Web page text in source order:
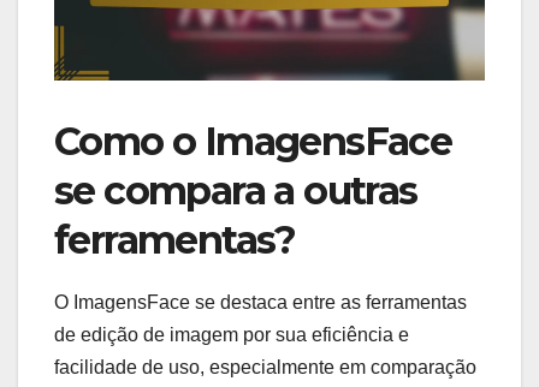
Como o ImagensFace
se compara a outras
ferramentas?
O ImagensFace se destaca entre as ferramentas
de edição de imagem por sua eficiência e
facilidade de uso, especialmente em comparação